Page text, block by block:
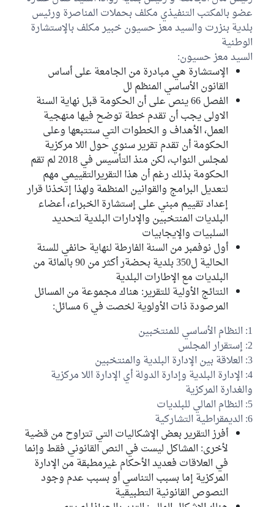
عضو بالمكتب التنفيذي مكلف بحملات المناصرة ورئيس
بلدية بنزرت والسيد معز حسيون خبير مكلف بالإستشارة
الوطنية
السيد معز حسيون:
الإستشارة هي مبادرة من الجامعة على أساس
القانون الأساسي المنظم لل
الفصل 66 ينص على أن الحكومة قبل نهاية السنة
الاولى يجب أن تقدم خطة توضح فيها منهجية
العمل، الأهداف و الخطوات التي ستتبعها وعلى
الحكومة أن تقدم تقرير سنوي حول اللا مركزية
لمجلس النواب، لكن منذ التأسيس في 2018 لم تقم
الحكومة بذلك رغم أن هذا التقريرالتقييمي مهم
لتعديل البرامج والقوانين المنظمة ولهذا إتخذنا قرار
إعداد تقييم مبني على إستشارة الخبراء، أعضاء
البلديات المنتخبين والإدارات البلدية لتحديد
السلبيات والإيجابيات
أول نوفمبر من السنة الفارطة لنهاية حانفي للسنة
الحالية ل350 بلدية بحضةر أكثر من 90 بالمائة من
البلديات مع الإطارات البلدية
النتائج الأولية للتقرير: هناك مجموعة من المسائل
المرصودة ذات الأولوية لخصت في 6 مسائل:
1: النظام الأساسي للمنتخبين
2: إستقرار المجلس
3: العلاقة بين الإدارة البلدية والمنتخبين
4: الإدارة البلدية وإدارة الدولة أي الإدارة اللا مركزية
والغدارة المركزية
5: النظام المالي للبلديات
6: الديمقراطية التشاركية
أفرز التقرير بعض الإشكاليات التي تتراوح من قضية
لأخرى: المشاكل ليست في النص القانوني فقط وإنما
في العلاقات فعديد الأحكام غيرمطبقة من الإدارة
المركزية إما بسبب التناسي أو بسبب عدم وجود
النصوص القانونية التطبيقية